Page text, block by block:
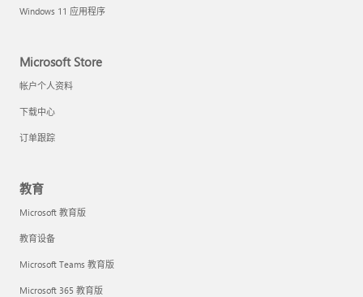
Windows 11 应用程序
Microsoft Store
帐户个人资料
下载中心
订单跟踪
教育
Microsoft 教育版
教育设备
Microsoft Teams 教育版
Microsoft 365 教育版